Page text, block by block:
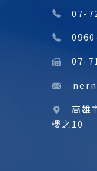
07-
07-
高雄
樓之10